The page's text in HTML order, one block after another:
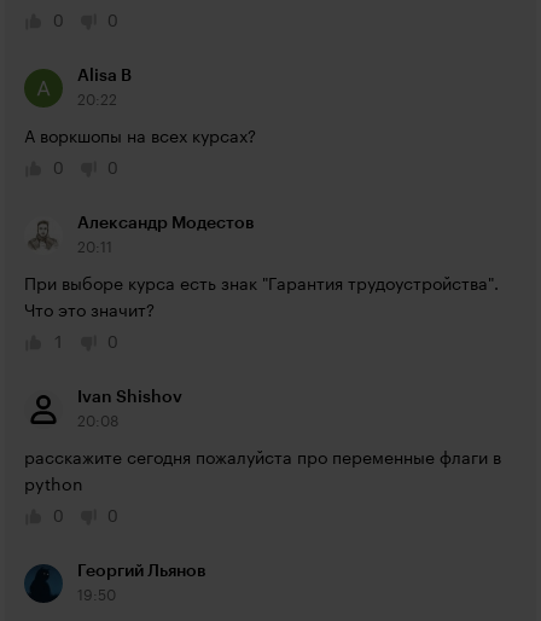
0
0
Alisa B
20:22
А воркшопы на всех курсах?
0
0
Александр Модестов
20:11
При выборе курса есть знак "Гарантия трудоустройства".
Что это значит?
1
0
Ivan Shishov
20:08
расскажите сегодня пожалуйста про переменные флаги в
python
0
0
Георгий Льянов
19:50